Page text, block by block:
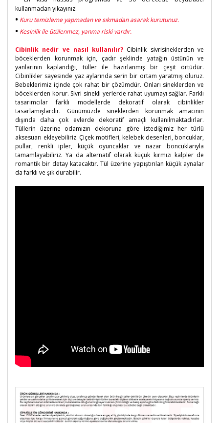
kullanmadan yıkayınız.
• Kuru temizleme yapmadan ve sıkmadan asarak kurutunuz.
• Kesinlik ile ütülenmez, yanma riski vardır.
Cibinlik nedir ve nasıl kullanılır? Cibinlik sivrisineklerden ve
böceklerden korunmak için, çadır şeklinde yatağın üstünün ve
yanlarının kaplandığı, tüller ile hazırlanmış bir çeşit örtüdür.
Cibinlikler sayesinde yaz aylarında serin bir ortam yaratmış oluruz.
Bebeklerimiz içinde çok rahat bir çözümdür. Onları sineklerden ve
böceklerden korur. Sivri sinekli yerlerde rahat uyumayı sağlar. Farklı
tasarımcılar farklı modellerde dekoratif olarak cibinlikler
tasarlamışlardır. Günümüzde sineklerden korunmak amacının
dışında daha çok evlerde dekoratif amaçlı kullanılmaktadırlar.
Tüllerin üzerine odamızın dekoruna göre istediğimiz her türlü
aksesuarı ekleyebiliriz. Çiçek motifleri, kelebek desenleri, boncuklar,
pullar, renkli ipler, küçük oyuncaklar ve nazar boncuklarıyla
tamamlayabiliriz. Ya da alternatif olarak küçük kırmızı kalpler de
romantik bir detay katacaktır. Tül üzerine yapıştırılan küçük aynalar
da farklı ve şık durabilir.